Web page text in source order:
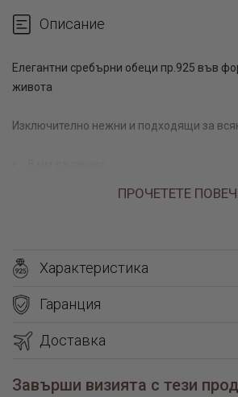
Описание
Елегантни сребърни обеци пр.925 във
живота
Изключително нежни и подходящи за
декорация на нежните сребърни обеци,
Малкият размер, стилният дизайн и
изработка, ги правят идеален подарък
обича семплите класически бижута.
ПРОЧЕТЕТЕ
Характеристика
Гаранция
Доставка
Завърши визията с тези